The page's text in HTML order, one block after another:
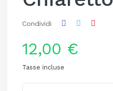
Condividi
12,00 €
Tasse incluse